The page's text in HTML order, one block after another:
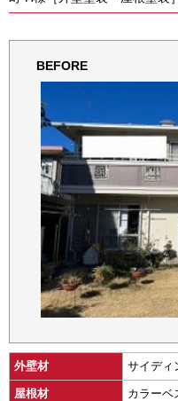
BEFORE
外壁材 サイディ
屋根材 カラーベ